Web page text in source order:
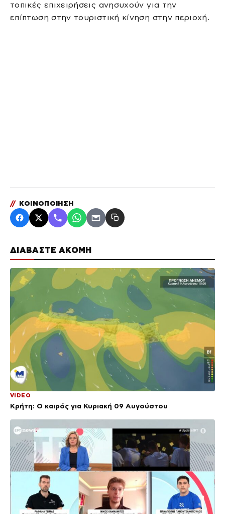
ΔΙΑΒΑΣΤΕ ΑΚΟΜΗ
VIDEO
Κρήτη: Ο καιρός για Κυριακή 09 Αυγούστου
τοπικές επιχειρήσεις ανησυχούν για την
επίπτωση στην τουριστική κίνηση στην περιοχή.
// ΚΟΙΝΟΠΟΙΗΣΗ